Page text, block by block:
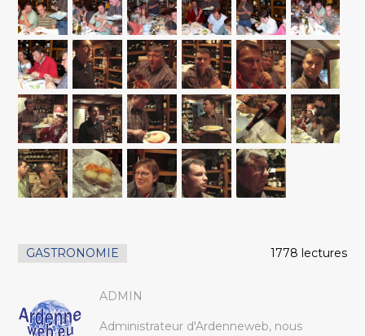
GASTRONOMIE 1778 lectures
ADMIN
Administrateur d'Ardenneweb, nous